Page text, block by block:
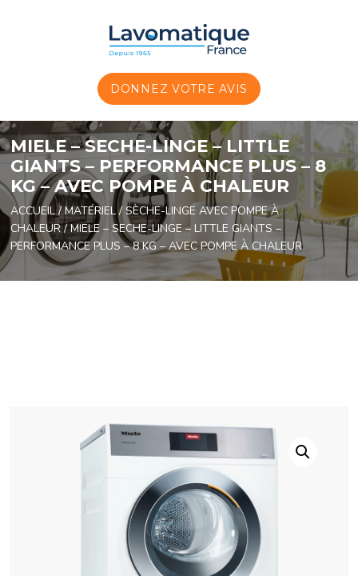
DONNEZ VOTRE AVIS
MIELE – SECHE-LINGE – LITTLE
GIANTS – PERFORMANCE PLUS – 8
KG – AVEC POMPE À CHALEUR
ACCUEIL/MATÉRIEL/SÈCHE-LINGE AVEC POMPE À
CHALEUR/ MIELE – SECHE-LINGE – LITTLE GIANTS –
PERFORMANCE PLUS – 8 KG – AVEC POMPE À CHALEUR